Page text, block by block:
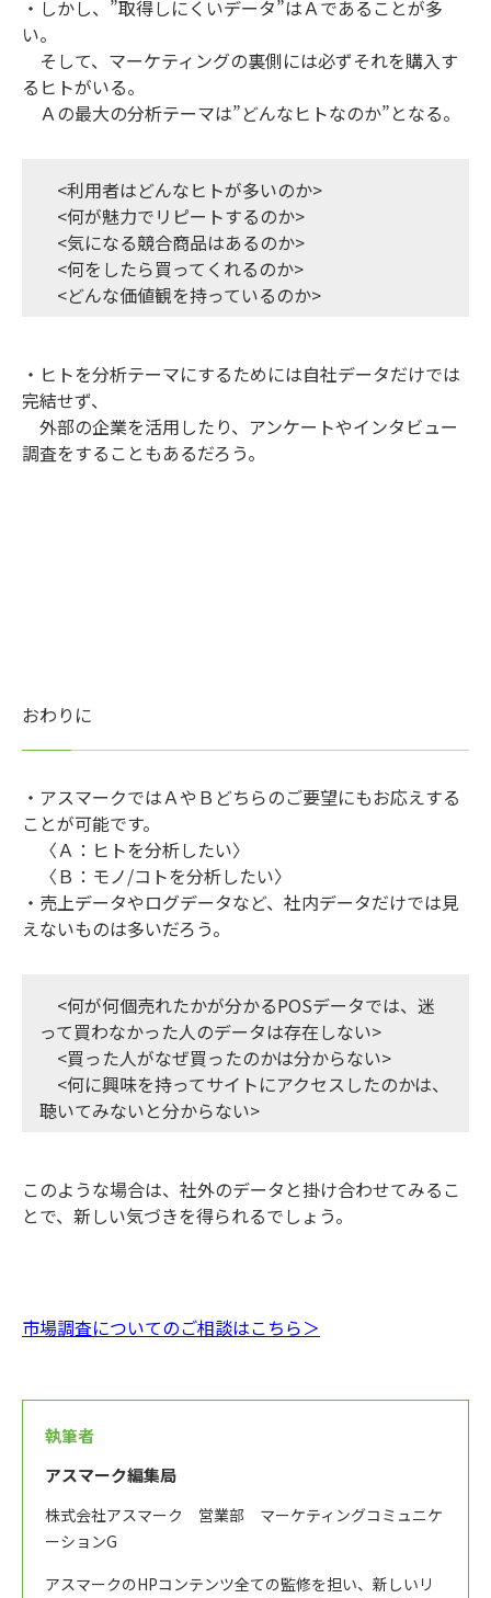
・しかし、”取得しにくいデータ”はＡであることが多
い。
そして、マーケティングの裏側には必ずそれを購入す
るヒトがいる。
Ａの最大の分析テーマは”どんなヒトなのか”となる。
<利用者はどんなヒトが多いのか>
<何が魅力でリピートするのか>
<気になる競合商品はあるのか>
<何をしたら買ってくれるのか>
<どんな価値観を持っているのか>
・ヒトを分析テーマにするためには自社データだけでは
完結せず、
外部の企業を活用したり、アンケートやインタビュー
調査をすることもあるだろう。
おわりに
・アスマークではＡやＢどちらのご要望にもお応えする
ことが可能です。
〈Ａ：ヒトを分析したい〉
〈Ｂ：モノ/コトを分析したい〉
・売上データやログデータなど、社内データだけでは見
えないものは多いだろう。
<何が何個売れたかが分かるPOSデータでは、迷
って買わなかった人のデータは存在しない>
<買った人がなぜ買ったのかは分からない>
<何に興味を持ってサイトにアクセスしたのかは、
聴いてみないと分からない>
このような場合は、社外のデータと掛け合わせてみるこ
とで、新しい気づきを得られるでしょう。
市場調査についてのご相談はこちら＞
執筆者
アスマーク編集局
株式会社アスマーク 営業部 マーケティングコミュニケ
ーションG
アスマークのHPコンテンツ全ての監修を担い、新しいリ